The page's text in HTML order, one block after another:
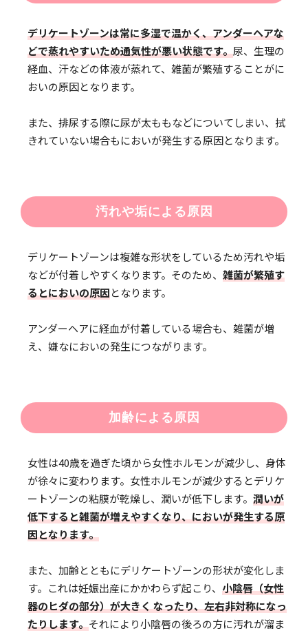
デリケートゾーンは常に多湿で温かく、アンダーヘアな
どで蒸れやすいため通気性が悪い状態です。尿、生理の
経血、汗などの体液が蒸れて、雑菌が繁殖することがに
おいの原因となります。
また、排尿する際に尿が太ももなどについてしまい、拭
きれていない場合もにおいが発生する原因となります。
汚れや垢による原因
デリケートゾーンは複雑な形状をしているため汚れや垢
などが付着しやすくなります。そのため、 雑菌が繁殖す
るとにおいの原因となります。
アンダーヘアに経血が付着している場合も、雑菌が増
え、嫌なにおいの発生につながります。
加齢による原因
女性は40歳を過ぎた頃から女性ホルモンが減少し、身体
が徐々に変わります。女性ホルモンが減少するとデリケ
ートゾーンの粘膜が乾燥し、潤いが低下します。 潤いが
低下すると雑菌が増えやすくなり、においが発生する原
因となります。
また、加齢とともにデリケートゾーンの形状が変化しま
す。これは妊娠出産にかかわらず起こり、 小陰唇（女性
器のヒダの部分）が大きく なったり、左右非対称になっ
たりします。それにより小陰唇の後ろの方に汚れが溜ま